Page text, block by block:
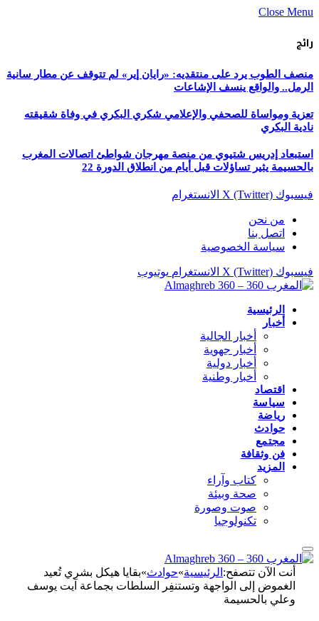
Close Menu
رائج
منصف الطوب يرد على منتقديه: «رايان إير» لم تتوقف عن مطار سانية
الرمل.. والواقع ينسف الإشاعات
تعزية ومواساة للصحفي والإعلامي شكري البكري في وفاة شقيقته
نادية البكري
استبعاد إدريس شتيوي من منصة مهرجان شواطئ اتصالات المغرب
بالحسيمة يثير تساؤلات قبل أيام من انطلاق الدورة 22
فيسبوك X (Twitter) الانستغرام
من نحن
اتصل بنا
سياسة الخصوصية
فيسبوك X (Twitter) الانستغرام يوتيوب
الرئيسية
أخبار
أخبار الجالية
أخبار جهوية
أخبار دولية
أخبار وطنية
اقتصاد
سياسة
رياضة
حوادث
مجتمع
فن وثقافة
المزيد
كتاب وآراء
صحة وبيئة
صوت وصورة
تكنولوجيا
أنت الآن تتصفح: الرئيسية»حوادث»بقايا هيكل بشري تُعيد
الغموض إلى الواجهة وتستنفِر السلطات بجماعة آيت يوسف
وعلي بالحسيمة